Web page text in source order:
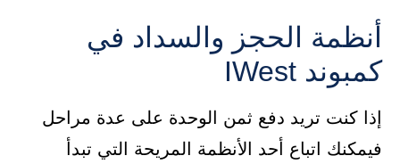
أنظمة الحجز والسداد في
كمبوند IWest
إذا كنت تريد دفع ثمن الوحدة على عدة مراحل
فيمكنك اتباع أحد الأنظمة المريحة التي تبدأ